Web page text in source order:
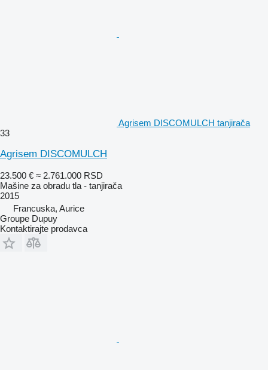
Agrisem DISCOMULCH tanjirača
33
Agrisem DISCOMULCH
23.500 € ≈ 2.761.000 RSD
Mašine za obradu tla - tanjirača
2015
Francuska, Aurice
Groupe Dupuy
Kontaktirajte prodavca